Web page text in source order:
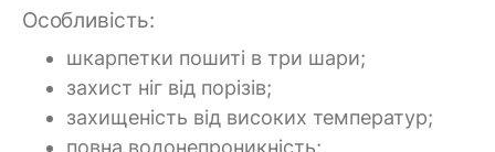
Особливість:
шкарпетки пошиті в три шари;
захист ніг від порізів;
захищеність від високих температур;